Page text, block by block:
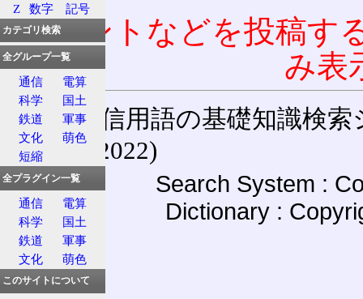
コメントなどを投稿す
み表
通信用語の基礎知識検索
(27-May-2022)
Search System :
Dictionary :
Z
数字 記号
カテゴリ検索
全グループ一覧
通信
電算
科学
国土
鉄道
軍事
文化
萌色
短縮
全プラグイン一覧
通信
電算
科学
国土
鉄道
軍事
文化
萌色
このサイトについて